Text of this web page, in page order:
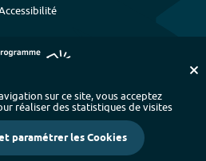
- Index alphabétique
-
- Paramétrer les cookies
Crédits
sur ce site, vous acceptez
réaliser des statistiques de visites
paramétrer les Cookies